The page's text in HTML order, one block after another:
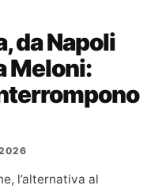
da Napoli
Meloni:
l’alternativa al